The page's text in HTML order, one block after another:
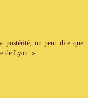
postérité, on peut dire que
de Lyon. »